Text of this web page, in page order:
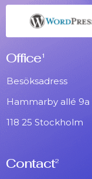
Office1
Besöksadress
Hammarby allé 9a
118 25 Stockholm
Contact2